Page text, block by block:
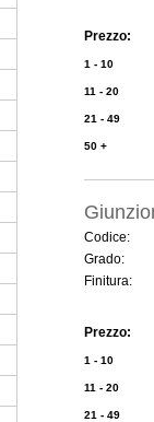
Prezzo:
1 - 10
11 - 20
21 - 49
50 +
Codice:
Grado:
Finitura:
Prezzo:
1 - 10
11 - 20
21 - 49